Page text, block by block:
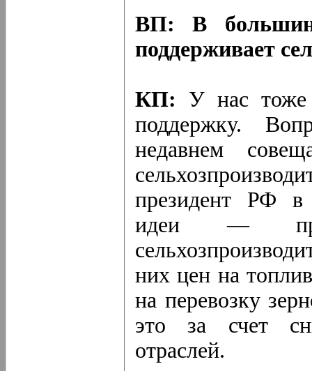
ВП: В
поддерживает
КП: У нас тоже
поддержку.
недавнем
президент РФ в
идеи —
них цен на
на перевозку
это за счет
отраслей.